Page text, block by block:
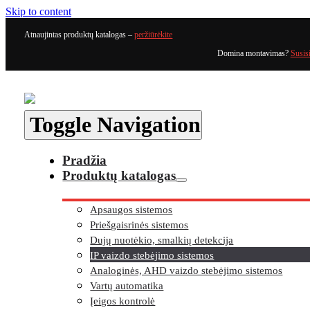
Skip to content
Atnaujintas produktų katalogas –peržiūrėkite
Domina montavimas?
Toggle Navigation
Pradžia
Produktų katalogas
Apsaugos sistemos
Priešgaisrinės sistemos
Dujų nuotėkio, smalkių detekcija
IP vaizdo stebėjimo sistemos
Analoginės, AHD vaizdo stebėjimo sistemos
Vartų automatika
Įeigos kontrolė